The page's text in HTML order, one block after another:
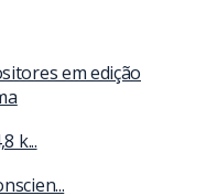
em edição
k...